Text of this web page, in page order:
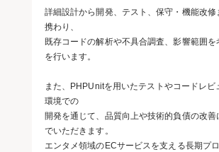
詳細設計から開発、テスト、保守・機能改修
携わり、
既存コードの解析や不具合調査、影響範囲
を行います。
また、PHPUnitを用いたテストやコードレビ
環境での
開発を通じて、品質向上や技術的負債の改善
でいただきます。
エンタメ領域のECサービスを支える長期プ